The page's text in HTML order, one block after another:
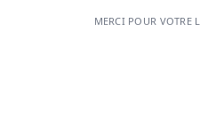
MERCI POUR VOTRE